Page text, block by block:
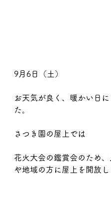
9月6日（土）
お天気が良く、暖かい日に
た。
さつき園の屋上では
花火大会の鑑賞会のため
や地域の方に屋上を開放し